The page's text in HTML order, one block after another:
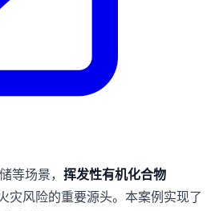
等场景， 挥发性有机化合物
灾风险的重要源头。本案例实现了